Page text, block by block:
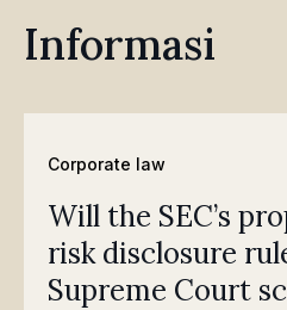
Informasi
Corporate law
Will the SEC’s
risk disclosure
Supreme Court